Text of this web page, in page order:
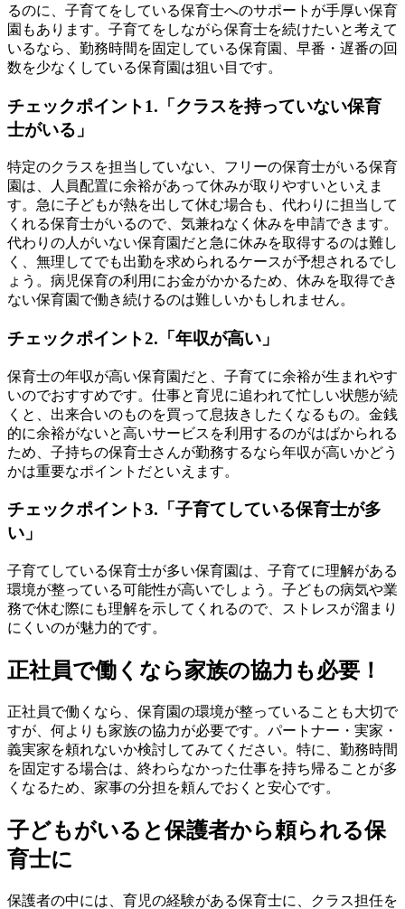
るのに、子育てをしている保育士へのサポートが手厚い保育
園もあります。子育てをしながら保育士を続けたいと考えて
いるなら、勤務時間を固定している保育園、早番・遅番の回
数を少なくしている保育園は狙い目です。
チェックポイント1.「クラスを持っていない保育
士がいる」
特定のクラスを担当していない、フリーの保育士がいる保育
園は、人員配置に余裕があって休みが取りやすいといえま
す。急に子どもが熱を出して休む場合も、代わりに担当して
くれる保育士がいるので、気兼ねなく休みを申請できます。
代わりの人がいない保育園だと急に休みを取得するのは難し
く、無理してでも出勤を求められるケースが予想されるでし
ょう。病児保育の利用にお金がかかるため、休みを取得でき
ない保育園で働き続けるのは難しいかもしれません。
チェックポイント2.「年収が高い」
保育士の年収が高い保育園だと、子育てに余裕が生まれやす
いのでおすすめです。仕事と育児に追われて忙しい状態が続
くと、出来合いのものを買って息抜きしたくなるもの。金銭
的に余裕がないと高いサービスを利用するのがはばかられる
ため、子持ちの保育士さんが勤務するなら年収が高いかどう
かは重要なポイントだといえます。
チェックポイント3.「子育てしている保育士が多
い」
子育てしている保育士が多い保育園は、子育てに理解がある
環境が整っている可能性が高いでしょう。子どもの病気や業
務で休む際にも理解を示してくれるので、ストレスが溜まり
にくいのが魅力的です。
正社員で働くなら家族の協力も必要！
正社員で働くなら、保育園の環境が整っていることも大切で
すが、何よりも家族の協力が必要です。パートナー・実家・
義実家を頼れないか検討してみてください。特に、勤務時間
を固定する場合は、終わらなかった仕事を持ち帰ることが多
くなるため、家事の分担を頼んでおくと安心です。
子どもがいると保護者から頼られる保
育士に
保護者の中には、育児の経験がある保育士に、クラス担任を